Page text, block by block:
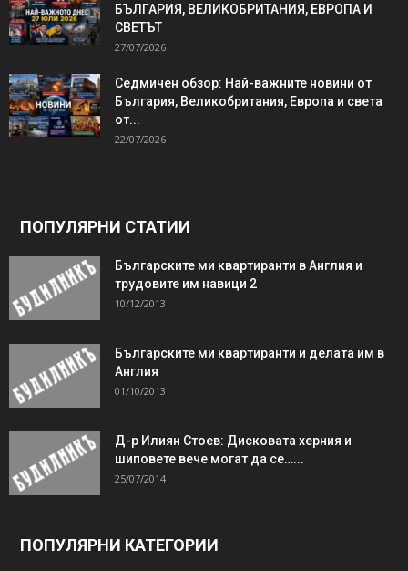
БЪЛГАРИЯ, ВЕЛИКОБРИТАНИЯ, ЕВРОПА И
СВЕТЪТ
27/07/2026
Седмичен обзор: Най-важните новини от
България, Великобритания, Европа и света
от...
22/07/2026
ПОПУЛЯРНИ СТАТИИ
Българските ми квартиранти в Англия и
трудовите им навици 2
10/12/2013
Българските ми квартиранти и делата им в
Англия
01/10/2013
Д-р Илиян Стоев: Дисковата херния и
шиповете вече могат да се…...
25/07/2014
ПОПУЛЯРНИ КАТЕГОРИИ